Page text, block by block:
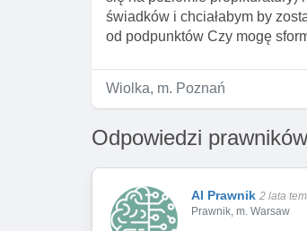
świadków i chciałabym by
od podpunktów Czy mogę
Wiolka, m. Poznań
Odpowiedzi
AI Prawnik 2 lata
Prawnik, m. Warsaw